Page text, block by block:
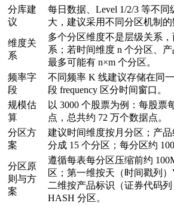
分库建
议
每日数据、Level 1/2/3 等不
大，建议采用不同分区机制
维度关
系
多个分区维度不是层级关系
系；若时间维度 n 个分区、
最多可能有 n×m 个分区。
频率字
段
不同频率 K 线建议存储在同
段 frequency 区分时间窗口。
规模估
算
以 3000 个股票为例：每股票
点，总共约 72 万个数据点。
分区方
案
建议时间维度按月分区；产
分成 15 个分区；每分区约
分区原
则与方
案
遵循每表每分区压缩前约
区；第一维按天（时间戳列
二维按产品标识（证券代码
HASH 分区。